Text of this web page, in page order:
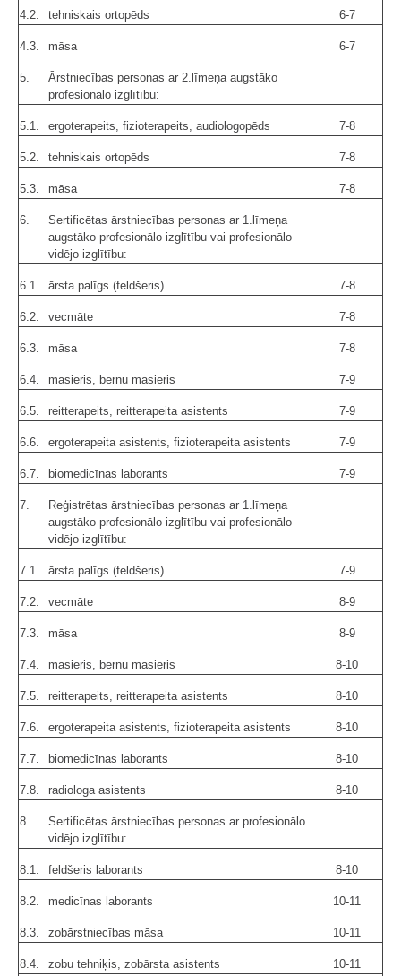
4.2. tehniskais ortopēds 6-7
4.3. māsa 6-7
5.
Ārstniecības personas ar 2.līmeņa augstāko
profesionālo izglītību:
5.1. ergoterapeits, fizioterapeits, audiologopēds 7-8
5.2. tehniskais ortopēds 7-8
5.3. māsa 7-8
6.
Sertificētas ārstniecības personas ar 1.līmeņa
augstāko profesionālo izglītību vai profesionālo
vidējo izglītību:
6.1. ārsta palīgs (feldšeris) 7-8
6.2. vecmāte 7-8
6.3. māsa 7-8
6.4. masieris, bērnu masieris 7-9
6.5. reitterapeits, reitterapeita asistents 7-9
6.6. ergoterapeita asistents, fizioterapeita asistents 7-9
6.7. biomedicīnas laborants 7-9
7.
Reģistrētas ārstniecības personas ar 1.līmeņa
augstāko profesionālo izglītību vai profesionālo
vidējo izglītību:
7.1. ārsta palīgs (feldšeris) 7-9
7.2. vecmāte 8-9
7.3. māsa 8-9
7.4. masieris, bērnu masieris 8-10
7.5. reitterapeits, reitterapeita asistents 8-10
7.6. ergoterapeita asistents, fizioterapeita asistents 8-10
7.7. biomedicīnas laborants 8-10
7.8. radiologa asistents 8-10
8.
Sertificētas ārstniecības personas ar profesionālo
vidējo izglītību:
8.1. feldšeris laborants 8-10
8.2. medicīnas laborants 10-11
8.3. zobārstniecības māsa 10-11
8.4. zobu tehniķis, zobārsta asistents 10-11